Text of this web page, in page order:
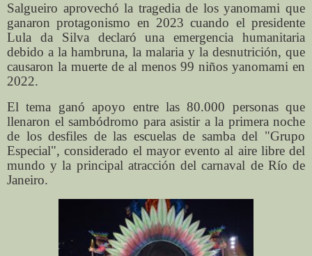
Salgueiro aprovechó la tragedia de los yanomami que
ganaron protagonismo en 2023 cuando el presidente
Lula da Silva declaró una emergencia humanitaria
debido a la hambruna, la malaria y la desnutrición, que
causaron la muerte de al menos 99 niños yanomami en
2022.
El tema ganó apoyo entre las 80.000 personas que
llenaron el sambódromo para asistir a la primera noche
de los desfiles de las escuelas de samba del "Grupo
Especial", considerado el mayor evento al aire libre del
mundo y la principal atracción del carnaval de Río de
Janeiro.